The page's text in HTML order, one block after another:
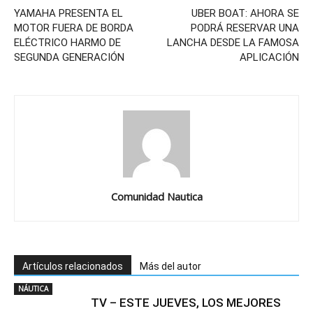
YAMAHA PRESENTA EL
MOTOR FUERA DE BORDA
ELÉCTRICO HARMO DE
SEGUNDA GENERACIÓN
UBER BOAT: AHORA SE
PODRÁ RESERVAR UNA
LANCHA DESDE LA FAMOSA
APLICACIÓN
Comunidad Nautica
Artículos relacionados Más del autor
NÁUTICA
TV – ESTE JUEVES, LOS MEJORES